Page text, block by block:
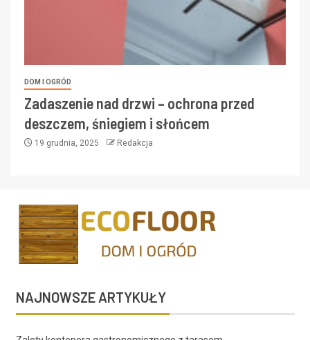
DOM I OGRÓD
Zadaszenie nad drzwi – ochrona przed
deszczem, śniegiem i słońcem
19 grudnia, 2025 Redakcja
NAJNOWSZE ARTYKUŁY